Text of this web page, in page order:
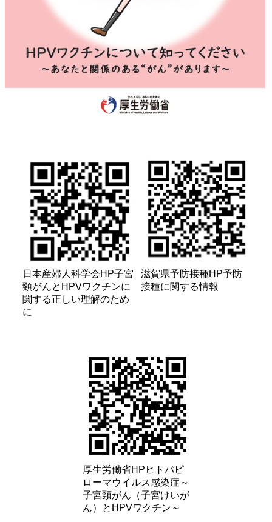
日本産婦人科学会HP子宮
頸がんとHPVワクチンに
関する正しい理解のため
に
滋賀県予防接種HP予防
接種に関する情報
厚生労働省HPヒトパピ
ローマウイルス感染症～
子宮頸がん（子宮けいが
ん）とHPVワクチン～